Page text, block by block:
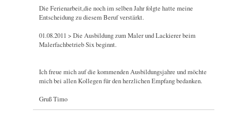
Die Ferienarbeit,die noch im selben Jahr folgte hatte meine
Entscheidung zu diesem Beruf verstärkt.
01.08.2011 > Die Ausbildung zum Maler und Lackierer beim
Malerfachbetrieb Six beginnt.
Ich freue mich auf die kommenden Ausbildungsjahre und möchte
mich bei allen Kollegen für den herzlichen Empfang bedanken.
Gruß Timo